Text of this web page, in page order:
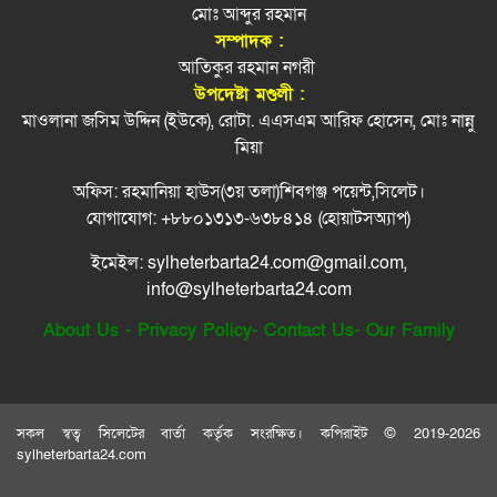
নগর উন্নয়নে সমন্বিতভাবে কাজ করতে হবে:
উচ্চপর্যায়ের সভায় বাণিজ্যমন্ত্রী
গোপন বন্দিশালায় নির্যাতন করা হয় তারেক রহমানকে:
চিফ প্রসিকিউটর
তারেক রহমানকে গোপন বন্দিশালায় নির্যাতন করা হয় :
চিফ প্রসিকিউটর
১০
যুক্তরাষ্ট্রে তৈরি পোশাক রপ্তানিতে এগিয়ে বাংলাদেশ
থাকার নির্দেশ
প্রধানমন্ত্রীর
তুরস্ক, সৌদি আরব ও পাকিস্তানের যৌথ প্রতিরক্ষা চুক্তি
স্বাক্ষর
১৫
নতুন কোনো ফ্যাসিবাদকে মাথাচাড়া দিয়ে উঠতে
মোঃ আব্দুর রহমান
সম্পাদক :
আতিকুর রহমান নগরী
উপদেষ্টা মণ্ডলী :
মাওলানা জসিম উদ্দিন (ইউকে), রোটা. এএসএম আরিফ হোসেন, মোঃ নান্নু
মিয়া
অফিস: রহমানিয়া হাউস(৩য় তলা)শিবগঞ্জ পয়েন্ট,সিলেট।
যোগাযোগ: +৮৮০১৩১৩-৬৩৮৪১৪ (হোয়াটসঅ্যাপ)
ইমেইল: sylheterbarta24.com@gmail.com,
info@sylheterbarta24.com
About Us- Privacy Policy- Contact Us- Our Family
সকল স্বত্ব সিলেটের বার্তা কর্তৃক সংরক্ষিত। কপিরাইট © 2019-2026
sylheterbarta24.com